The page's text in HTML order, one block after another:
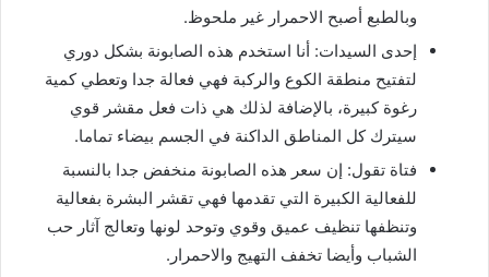
وبالطبع أصبح الاحمرار غير ملحوظ.
إحدى السيدات: أنا استخدم هذه الصابونة بشكل دوري
لتفتيح منطقة الكوع والركبة فهي فعالة جدا وتعطي كمية
رغوة كبيرة، بالإضافة لذلك هي ذات فعل مقشر قوي
سيترك كل المناطق الداكنة في الجسم بيضاء تماما.
فتاة تقول: إن سعر هذه الصابونة منخفض جدا بالنسبة
للفعالية الكبيرة التي تقدمها فهي تقشر البشرة بفعالية
وتنظفها تنظيف عميق وقوي وتوحد لونها وتعالج آثار حب
الشباب وأيضا تخفف التهيج والاحمرار.